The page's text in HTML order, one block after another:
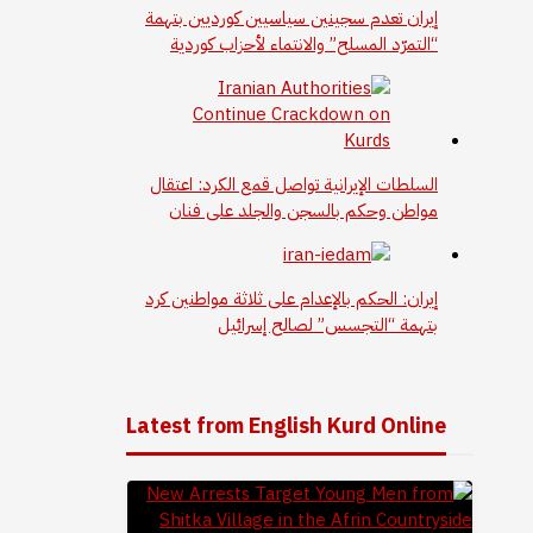
إيران تعدم سجينين سياسيين كورديين بتهمة
“التمرّد المسلح” والانتماء لأحزاب كوردية
السلطات الإيرانية تواصل قمع الكرد: اعتقال
مواطن وحكم بالسجن والجلد على فنان
إيران: الحكم بالإعدام على ثلاثة مواطنين كرد
بتهمة “التجسس” لصالح إسرائيل
Latest from English Kurd Online